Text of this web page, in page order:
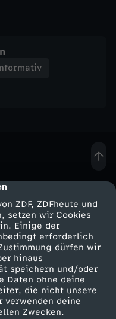
ZDF, ZDFheute und
setzen wir Cookies
Einige der
erforderlich
dürfen wir
hinaus
speichern und/oder
Daten ohne deine
die nicht unsere
verwenden deine
Zwecken.
zum ZDF